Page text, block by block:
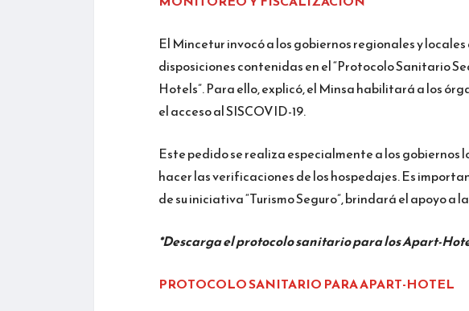
El Mincetur invocó a los gobiernos regionales y
disposiciones contenidas en el “Protocolo Sanitario
Hotels”. Para ello, explicó, el Minsa habilitará a los
el acceso al SISCOVID-19.
Este pedido se realiza especialmente a los gobiernos
hacer las verificaciones de los hospedajes. Es
de su iniciativa “Turismo Seguro”, brindará el apoyo a
*Descarga el protocolo sanitario para los Apart-
PROTOCOLO SANITARIO PARA APART-HOTEL